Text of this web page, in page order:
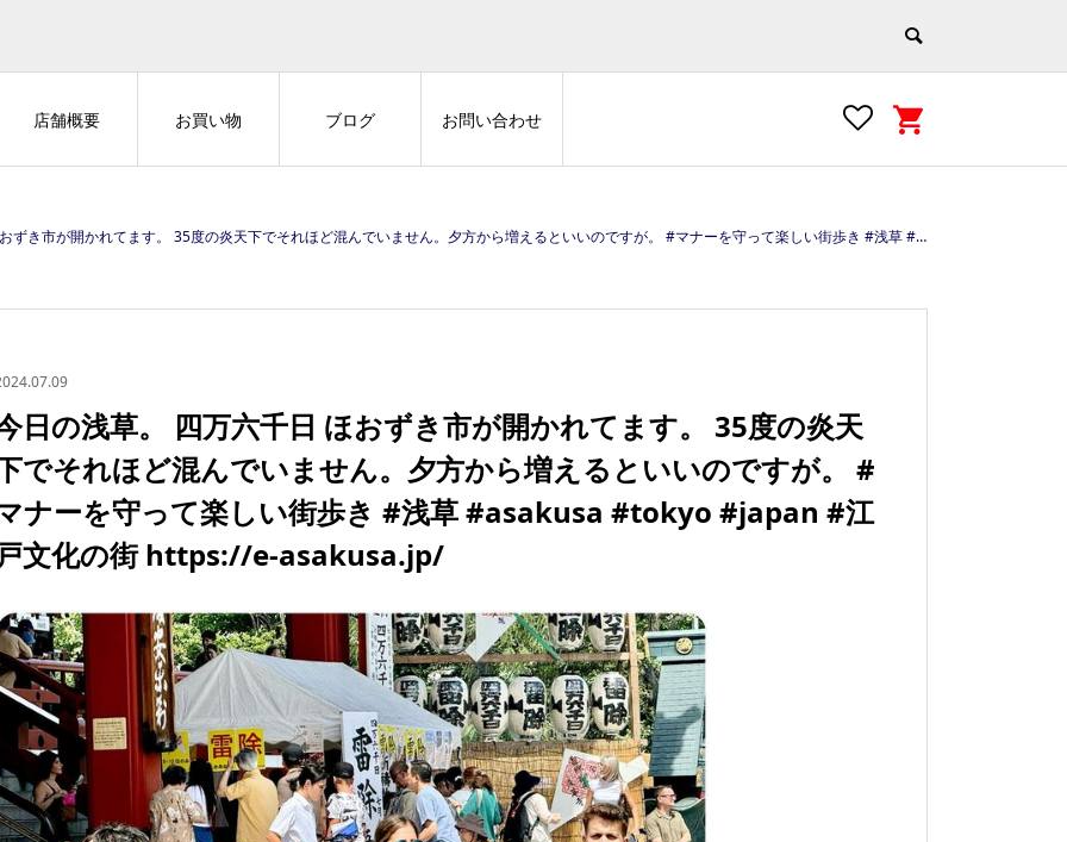
店舗概要 お買い物 ブログ お問い合わせ
かれてます。 35度の炎天下でそれほど混んでいません。夕方から増えるといいのですが。 #マナーを守って楽しい街歩き #浅草 #asakusa #tokyo #japan #江戸文化の街 https://e-asakusa.jp/
日の浅草。 四万六千日 ほおずき市が開かれてます。 35度の炎天
でそれほど混んでいません。夕方から増えるといいのですが。 #
ナーを守って楽しい街歩き #浅草 #asakusa #tokyo #japan #江
文化の街 https://e-asakusa.jp/